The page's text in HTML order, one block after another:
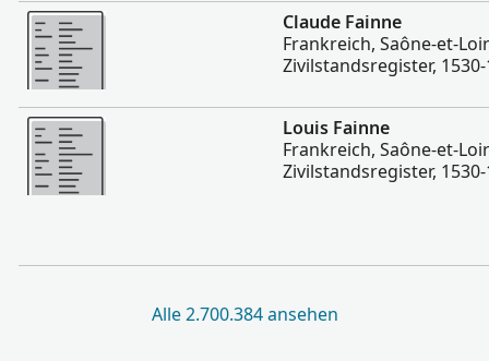
Mehr
Claude Fainne
Frankreich, Saône-et-
Zivilstandsregister,
Mehr
Louis Fainne
Frankreich, Saône-et-
Zivilstandsregister,
Alle 2.700.384 ansehen